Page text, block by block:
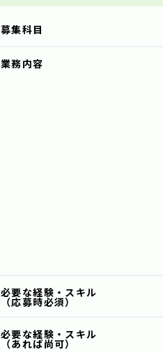
募集科目
業務内容
必要な経験・スキル
（応募時必須）
必要な経験・スキル
（あれば尚可）